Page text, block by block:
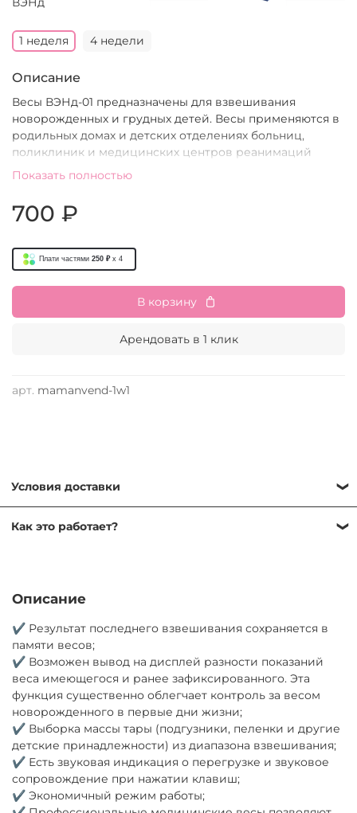
арт. mamanvend-1w1
1 неделя 4 недели
Описание
Весы ВЭНд-01 предназначены для взвешивания
новорожденных и грудных детей. Весы применяются в
родильных домах и детских отделениях больниц,
поликлиник и медицинских центров реанимаций
педиатрического профиля, а также в яслях и других
месяца.
Показать полностью
700 ₽
Плати частями 250 ₽ x 4
В корзину
Арендовать в 1 клик
Условия доставки
ул. Никулинская 23к1, ежедневно 9:00–21:00
Доставка за МКАД — от 600 ₽
Завтра или позже, до 30 км от МКАД
Экспресс-доставка — от 800 ₽
Сегодня
Возврат курьером (по тарифам доставки) или в ПВЗ (ул.
Никулинская 23к1) ежедневно 9:00–21:00
Как это работает?
паспорт РФ для подтверждения личности. Если
паспорта РФ нет, потребуется залог (от 1000 ₽)
Товар можно вернуть в любой момент самостоятельно
или через нашего курьера, при досрочном возврате
оплата не пересчитывается.
Продлить аренду можно онлайн, сообщив нам
минимум за сутки до окончания срока и оплатив
продление.
Описание
✔ Результат последнего взвешивания сохраняется в
памяти весов;
✔ Возможен вывод на дисплей разности показаний
веса имеющегося и ранее зафиксированного. Эта
функция существенно облегчает контроль за весом
новорожденного в первые дни жизни;
✔ Выборка массы тары (подгузники, пеленки и другие
детские принадлежности) из диапазона взвешивания;
✔ Есть звуковая индикация о перегрузке и звуковое
сопровождение при нажатии клавиш;
✔ Экономичный режим работы;